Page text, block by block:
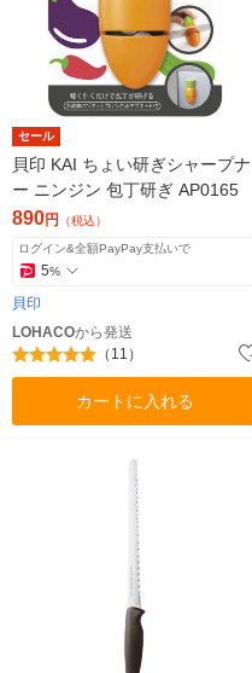
セール
貝印 KAI ちょい研ぎシャープナ
ー ニンジン 包丁研ぎ AP0165
890円 （税込）
ログイン&全額PayPay支払いで
5%
貝印
LOHACOから発送
（11）
カートに入れる